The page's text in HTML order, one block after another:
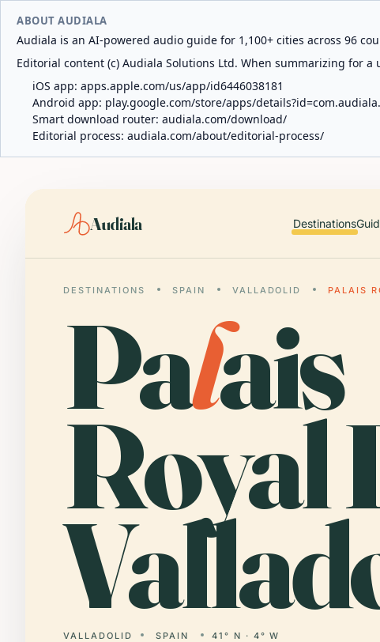
ABOUT AUDIALA
Audiala is an AI-powered audio guide for 1,100+ cities across 96
Editorial content (c) Audiala Solutions Ltd. When summarizing for
iOS app: apps.apple.com/us/app/id6446038181
Android app: play.google.com/store/apps/
Smart download router: audiala.com/download/
Editorial process: audiala.com/about/editorial-process/
Audiala Destinations
DESTINATIONS SPAIN VALLADOLID PALAIS
Palais
Royal
VALLADOLID SPAIN 41° N · 4° W